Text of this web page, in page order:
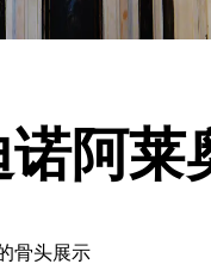
阿莱
骨头展示